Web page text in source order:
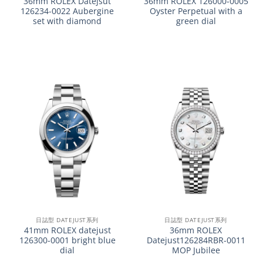
126234-0022 Aubergine
set with diamond
Oyster Perpetual with a
green dial
日誌型 DATEJUST系列
41mm ROLEX datejust
126300-0001 bright blue
dial
日誌型 DATEJUST系列
36mm ROLEX
Datejust126284RBR-0011
MOP Jubilee